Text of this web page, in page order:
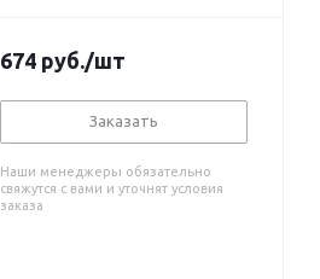
674 руб./шт
Заказать
Наши менеджеры обязательно
свяжутся с вами и уточнят условия
заказа